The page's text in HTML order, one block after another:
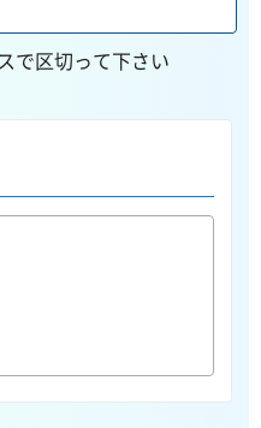
で区切って下さい